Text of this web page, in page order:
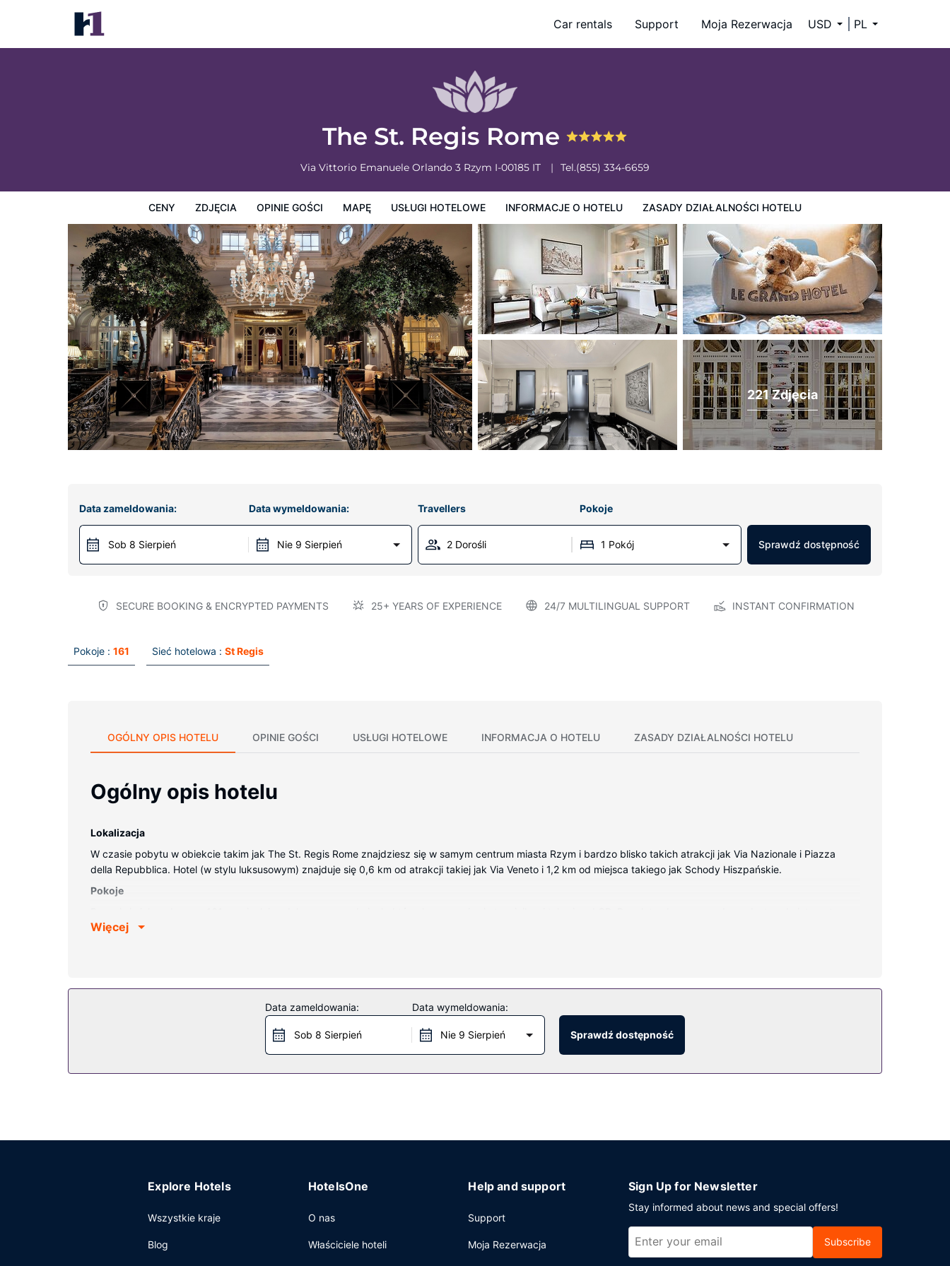
Car rentals Support Moja Rezerwacja USD PL
The St. Regis Rome
Via Vittorio Emanuele Orlando 3 Rzym I-00185 IT Tel.(855) 334-6659
CENY ZDJĘCIA OPINIE GOŚCI MAPĘ USŁUGI HOTELOWE INFORMACJE O HOTELU ZASADY DZIAŁALNOŚCI HOTELU
The St. Regis Rome
Ceny Zdjęcia Zasady działalności hotelu
221 Zdjęcia
Data zameldowania:
Sob 8 Sierpień
Data wymeldowania:
Nie 9 Sierpień
Travellers Pokoje
2 Dorośli 1 Pokój Sprawdź dostępność
SECURE BOOKING & ENCRYPTED PAYMENTS 25+ YEARS OF EXPERIENCE 24/7 MULTILINGUAL SUPPORT INSTANT CONFIRMATION
Pokoje : 161 Sieć hotelowa : St Regis
OGÓLNY OPIS HOTELU OPINIE GOŚCI USŁUGI HOTELOWE INFORMACJA O HOTELU ZASADY DZIAŁALNOŚCI HOTELU
Ogólny opis hotelu
Lokalizacja
W czasie pobytu w obiekcie takim jak The St. Regis Rome znajdziesz się w samym centrum miasta Rzym i bardzo blisko takich atrakcji jak Via Nazionale i Piazza
della Repubblica. Hotel (w stylu luksusowym) znajduje się 0,6 km od atrakcji takiej jak Via Veneto i 1,2 km od miejsca takiego jak Schody Hiszpańskie.
Pokoje
zapewni łączność ze światem, a telewizja satelitarna — rozrywkę. Prywatna łazienka — wyposażenie: wanna i prysznic osobno, markowe przybory toaletowe i
obsługa portierska i usługi niani (za dopłatą).
Twój apetyt zaspokoi restauracja LUMEN, Cocktails & Cuisine, restauracja, w której znajduje się doskonale zaopatrzony bar/salon klubowy. Możesz też zostać w
pokoju i skorzystać z całodobowej obsługi pokojowej. Śniadanie pełne jest podawane codziennie od 7 do 11 za opłatą.
Więcej
Data zameldowania:
Sob 8 Sierpień
Data wymeldowania:
Nie 9 Sierpień Sprawdź dostępność
Explore Hotels
Wszystkie kraje
Blog
HotelsOne
O nas
Właściciele hoteli
Help and support
Support
Moja Rezerwacja
Sign Up for Newsletter
Stay informed about news and special offers!
Subscribe